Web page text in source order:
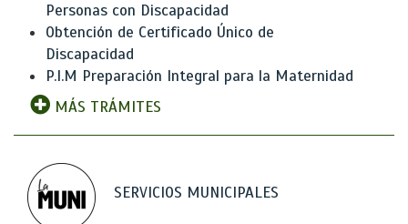
Personas con Discapacidad
Obtención de Certificado Único de
Discapacidad
P.I.M Preparación Integral para la Maternidad
MÁS TRÁMITES
SERVICIOS MUNICIPALES